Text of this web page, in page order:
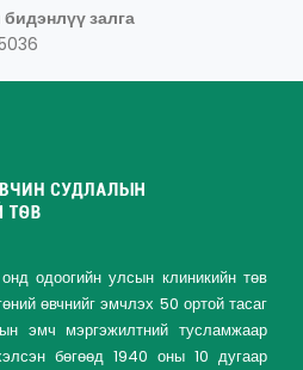
залга
одоогийн улсын клиникийн төв
өвчнийг эмчлэх 50 ортой тасаг
эмч мэргэжилтний тусламжаар
бөгөөд 1940 оны 10 дугаар